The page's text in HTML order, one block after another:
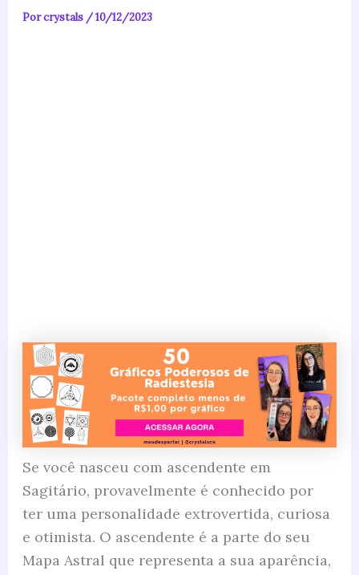
Porcrystals /10/12/2023
Se você nasceu com ascendente em
Sagitário, provavelmente é conhecido por
ter uma personalidade extrovertida, curiosa
e otimista. O ascendente é a parte do seu
Mapa Astral que representa a sua aparência,